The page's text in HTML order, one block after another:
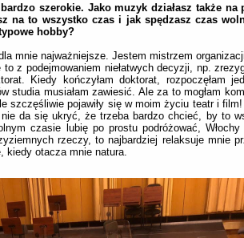
szerokie. Jako muzyk działasz także na
na to wszystko czas i jak spędzasz czas
hobby?
mnie najważniejsze. Jestem mistrzem
z podejmowaniem niełatwych decyzji, np.
Kiedy kończyłam doktorat, rozpoczęłam
studia musiałam zawiesić. Ale za to mogłam
szczęśliwie pojawiły się w moim życiu teatr i
da się ukryć, że trzeba bardzo chcieć, by to
czasie lubię po prostu podróżować,
rzeczy, to najbardziej relaksuje mnie
kiedy otacza mnie natura.